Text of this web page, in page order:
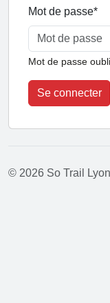
Mot de passe*
Mot de passe
Se connecter
© 2026 So Trail Lyon